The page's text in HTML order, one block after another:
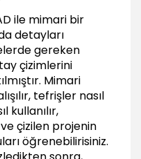
ile mimari bir
detayları
gereken
çizimlerini
Mimari
tefrişler nasıl
kullanılır,
çizilen projenin
öğrenebilirisiniz.